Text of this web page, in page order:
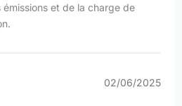
et de la charge de
02/06/2025